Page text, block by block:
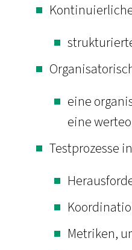
eine
eine
Testprozesse
Metriken,